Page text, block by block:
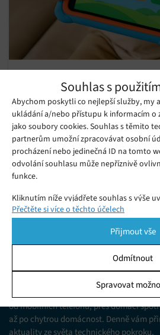
Souhlas s
Abychom poskytli co nejlepší služby, my
ukládání a/nebo přístupu k informacím o
jako soubory cookies. Souhlas s těmito
partnerům umožní zpracovávat osobní
procházení nebo jedinečná ID na tomto
odvolání souhlasu může nepříznivě
funkce.
Kliknutím níže vyjádřete souhlas s výše
podrobnější rozhodnutí. Vaše volby
pomocí přepínačů v Zásadách cookies
Spravovat souhlas ve spodní části
Ukládání a/nebo přístup k informacím v
publiku prostřednictvím statistik nebo
různých zdrojů.
Přečtěte si více o těchto účelech
Přijmout vše
Odmítnout
Spravovat
který je nejlepší?
Čtvrtek 08. 01. 2026 Julia
Srovnání nejlepších dětských tabletů:
rodičovská kontrola a poměr cena/
vhodné pro nejmenší děti.
Jsme web zajímající se o technologické
od mobilních telefonů, přes domácí
až po chytrou domácnost. Denně vám
aktuality ze světa technického pokroku,